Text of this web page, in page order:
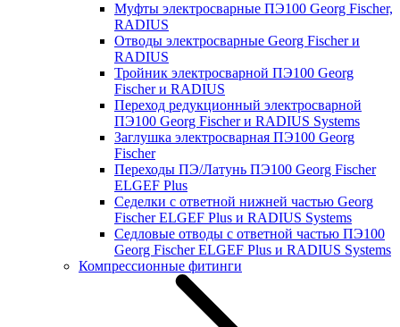
Муфты электросварные ПЭ100 Georg Fischer,
RADIUS
Отводы электросварные Georg Fischer и
RADIUS
Тройник электросварной ПЭ100 Georg
Fischer и RADIUS
Переход редукционный электросварной
ПЭ100 Georg Fischer и RADIUS Systems
Заглушка электросварная ПЭ100 Georg
Fischer
Переходы ПЭ/Латунь ПЭ100 Georg Fischer
ELGEF Plus
Седелки с ответной нижней частью Georg
Fischer ELGEF Plus и RADIUS Systems
Седловые отводы с ответной частью ПЭ100
Georg Fischer ELGEF Plus и RADIUS Systems
Компрессионные фитинги